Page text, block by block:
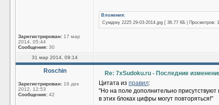
Зарегистрирован: 17 мар
2014, 05:44
Сообщения: 30
Вложения:
Сумдоку 2225 29-03-2014.jpg [ 36.77 КБ | Просмотров:
31 мар 2014, 09:14
Roschin
Зарегистрирован: 16 дек
2012, 12:53
Сообщения: 42
Re: 7xSudoku.ru - Последние
Цитата из правил:
"Но на поле дополнительно
в этих блоках цифры могут повторяться!"